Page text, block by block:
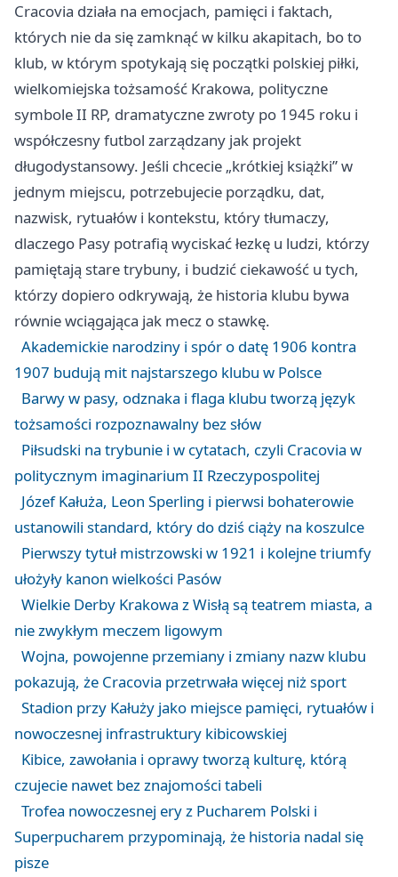
Cracovia działa na emocjach, pamięci i faktach,
których nie da się zamknąć w kilku akapitach, bo to
klub, w którym spotykają się początki polskiej piłki,
wielkomiejska tożsamość Krakowa, polityczne
symbole II RP, dramatyczne zwroty po 1945 roku i
współczesny futbol zarządzany jak projekt
długodystansowy. Jeśli chcecie „krótkiej książki” w
jednym miejscu, potrzebujecie porządku, dat,
nazwisk, rytuałów i kontekstu, który tłumaczy,
dlaczego Pasy potrafią wyciskać łezkę u ludzi, którzy
pamiętają stare trybuny, i budzić ciekawość u tych,
którzy dopiero odkrywają, że historia klubu bywa
równie wciągająca jak mecz o stawkę.
Akademickie narodziny i spór o datę 1906 kontra
1907 budują mit najstarszego klubu w Polsce
Barwy w pasy, odznaka i flaga klubu tworzą język
tożsamości rozpoznawalny bez słów
Piłsudski na trybunie i w cytatach, czyli Cracovia w
politycznym imaginarium II Rzeczypospolitej
Józef Kałuża, Leon Sperling i pierwsi bohaterowie
ustanowili standard, który do dziś ciąży na koszulce
Pierwszy tytuł mistrzowski w 1921 i kolejne triumfy
ułożyły kanon wielkości Pasów
Wielkie Derby Krakowa z Wisłą są teatrem miasta, a
nie zwykłym meczem ligowym
Wojna, powojenne przemiany i zmiany nazw klubu
pokazują, że Cracovia przetrwała więcej niż sport
Stadion przy Kałuży jako miejsce pamięci, rytuałów i
nowoczesnej infrastruktury kibicowskiej
Kibice, zawołania i oprawy tworzą kulturę, którą
czujecie nawet bez znajomości tabeli
Trofea nowoczesnej ery z Pucharem Polski i
Superpucharem przypominają, że historia nadal się
pisze